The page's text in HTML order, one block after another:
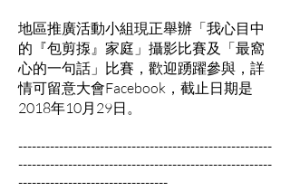
地區推廣活動小組現正舉辦「我心目中
的『包剪揼』家庭」攝影比賽及「最窩
心的一句話」比賽，歡迎踴躍參與，詳
情可留意大會Facebook，截止日期是
2018年10月29日。
--------------------------------------------------------
--------------------------------------------------------
---------------------------------